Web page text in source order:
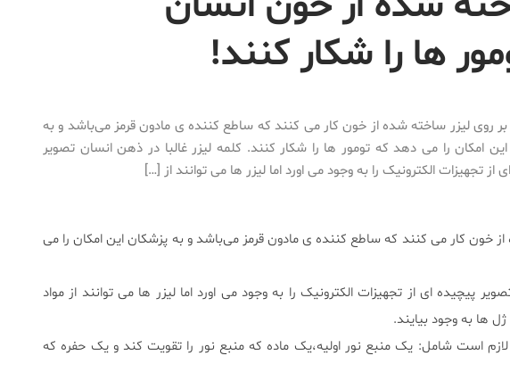
ها را شکار کنند!
روی لیزر ساخته شده از خون کار می کنند که ساطع کننده ی مادون قرمز می‌باشد و به
امکان را می دهد که تومور ها را شکار کنند. کلمه لیزر غالبا در ذهن انسان تصویر
از تجهیزات الکترونیک را به وجود می اورد اما لیزر ها می توانند از […]
خون کار می کنند که ساطع کننده ی مادون قرمز می‌باشد و به پزشکان این امکان را می
پیچیده ای از تجهیزات الکترونیک را به وجود می اورد اما لیزر ها می توانند از مواد
ها به وجود بیایند.
است شامل: یک منبع نور اولیه،یک ماده که منبع نور را تقویت کند و یک حفره که